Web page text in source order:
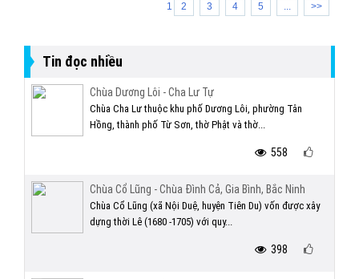
1 2 3 4 5 ... >>
Tin đọc nhiều
Chùa Dương Lôi - Cha Lư Tự
Chùa Cha Lư thuộc khu phố Dương Lôi, phường Tân
Hồng, thành phố Từ Sơn, thờ Phật và thờ...
558
Chùa Cổ Lũng - Chùa Đình Cả, Gia Bình, Bắc Ninh
Chùa Cổ Lũng (xã Nội Duệ, huyện Tiên Du) vốn được xây
dựng thời Lê (1680 -1705) với quy...
398